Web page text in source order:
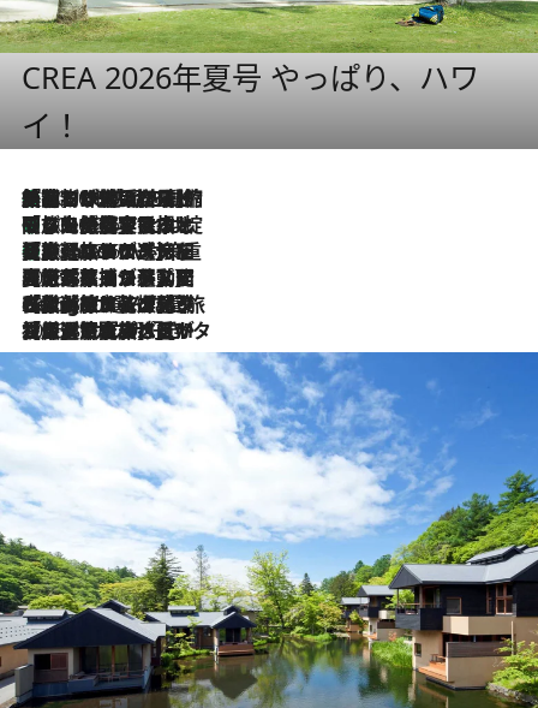
CREA 2026年夏号 やっぱり、ハワ
イ！
2026.8.6
「荷物が増えるほど旅ストレスは増す」美容ジャーナリストがたどり着いた最終結論。“化粧品を劇的に減らす”感動の凝縮美容とは
2026.8.6
「旅先には金髪ウィッグを持参」日本と同じメイクでは損してる!? 美容ジャーナリストが提案する“掟破りの旅美容”とは
2026.8.6
【厳選旅コスメ】「身軽さ＆UV対策重視！」ヘアアーティストshucoが選んだ夏旅ベストコスメを発表【Mサイズジップ】
2026.8.5
【厳選旅コスメ】国内をあちこち移動する河井菜摘が選んだ夏旅ベストコスメ発表！「リラックスアイテムはマスト」【Mサイズジップ】
2026.8.4
【厳選旅コスメ】「紫外線＆乾燥対策しながらメイク感も！」ヘア＆メイクGeorgeが選んだ夏旅ベストコスメを発表！【Mサイズジップ】
2026.8.3
【厳選旅コスメ】「保湿もタイパ重視！」“サウナ好き”タレント清水みさとが愛用する夏旅ベストコスメを発表！【Mサイズジップ】